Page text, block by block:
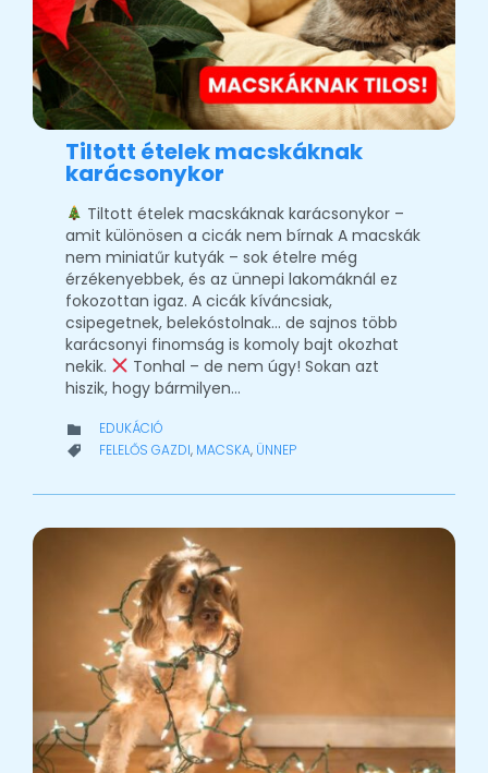
Tiltott ételek macskáknak
karácsonykor
Tiltott ételek macskáknak karácsonykor –
amit különösen a cicák nem bírnak A macskák
nem miniatűr kutyák – sok ételre még
érzékenyebbek, és az ünnepi lakomáknál ez
fokozottan igaz. A cicák kíváncsiak,
csipegetnek, belekóstolnak… de sajnos több
karácsonyi finomság is komoly bajt okozhat
nekik.
Tonhal – de nem úgy! Sokan azt
hiszik, hogy bármilyen…
 CATEGORY
EDUKÁCIÓ
 CATEGORY
FELELŐS GAZDI, MACSKA, ÜNNEP